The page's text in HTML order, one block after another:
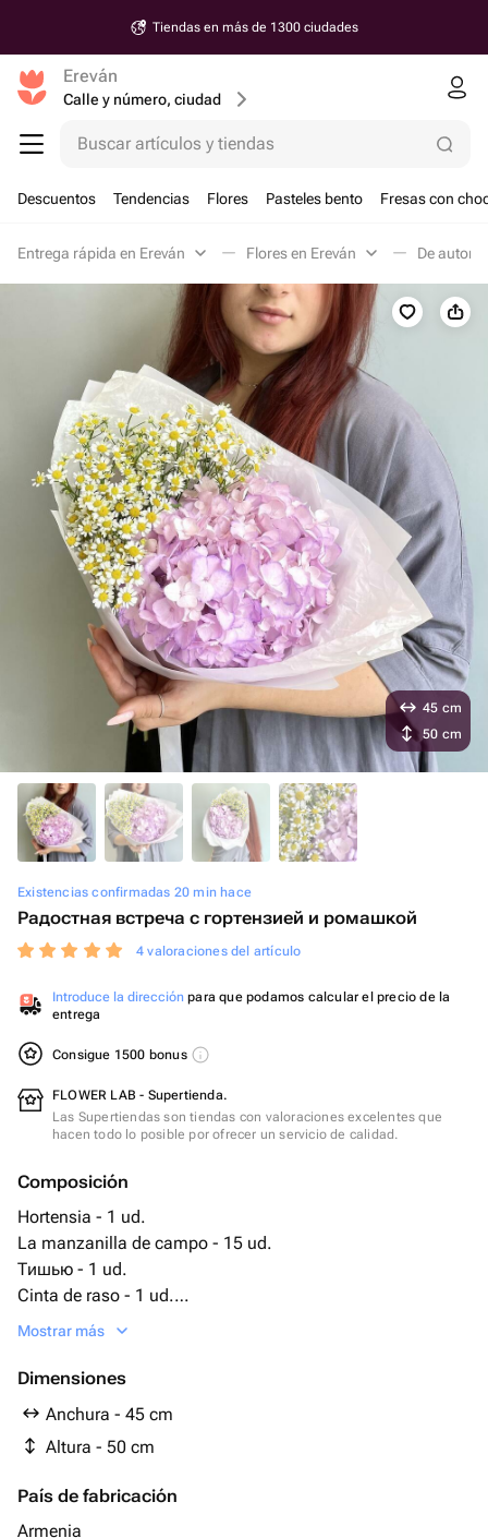
Tiendas en más de 1300 ciudades
Ereván
Calle y número, ciudad
Buscar artículos y tiendas
Descuentos Tendencias Flores Pasteles bento Fresas con
Entrega rápida en Ereván Flores en Ereván De autor
Existencias confirmadas 20 min hace
Радостная встреча с гортензией и ромашкой
4 valoraciones del artículo
Introduce la dirección para que podamos calcular el precio de la
entrega
Consigue 1500 bonus
FLOWER LAB - Supertienda.
Las Supertiendas son tiendas con valoraciones excelentes que
hacen todo lo posible por ofrecer un servicio de calidad.
Composición
Hortensia - 1 ud.
La manzanilla de campo - 15 ud.
Тишью - 1 ud.
Cinta de raso - 1 ud.
Película mate - 3 ud.
Mostrar más
Dimensiones
Anchura - 45 cm
Altura - 50 cm
País de fabricación
Armenia
45 cm
50 cm